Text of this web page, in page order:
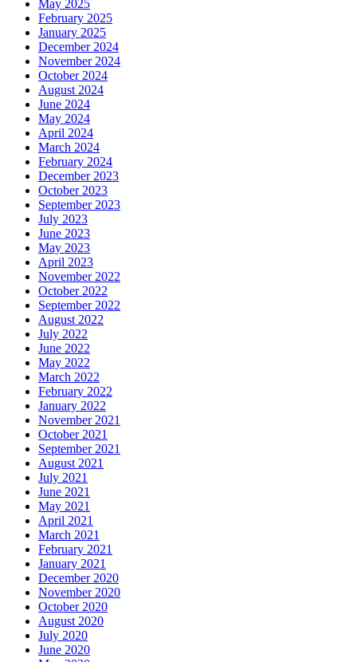
May 2025
February 2025
January 2025
December 2024
November 2024
October 2024
August 2024
June 2024
May 2024
April 2024
March 2024
February 2024
December 2023
October 2023
September 2023
July 2023
June 2023
May 2023
April 2023
November 2022
October 2022
September 2022
August 2022
July 2022
June 2022
May 2022
March 2022
February 2022
January 2022
November 2021
October 2021
September 2021
August 2021
July 2021
June 2021
May 2021
April 2021
March 2021
February 2021
January 2021
December 2020
November 2020
October 2020
August 2020
July 2020
June 2020